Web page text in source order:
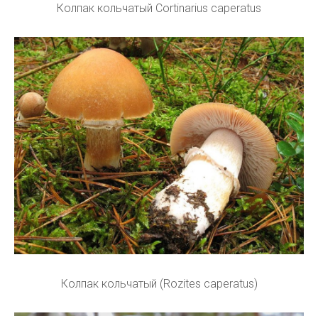
Колпак кольчатый Cortinarius caperatus
Колпак кольчатый (Rozites caperatus)